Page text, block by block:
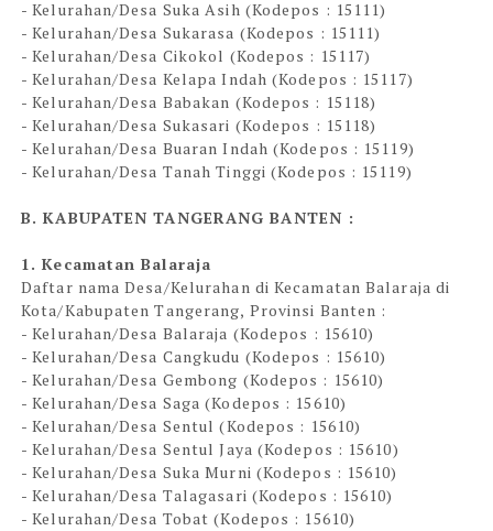
- Kelurahan/Desa Suka Asih (Kodepos : 15111)
- Kelurahan/Desa Sukarasa (Kodepos : 15111)
- Kelurahan/Desa Cikokol (Kodepos : 15117)
- Kelurahan/Desa Kelapa Indah (Kodepos : 15117)
- Kelurahan/Desa Babakan (Kodepos : 15118)
- Kelurahan/Desa Sukasari (Kodepos : 15118)
- Kelurahan/Desa Buaran Indah (Kodepos : 15119)
- Kelurahan/Desa Tanah Tinggi (Kodepos : 15119)
B. KABUPATEN TANGERANG BANTEN :
1. Kecamatan Balaraja
Daftar nama Desa/Kelurahan di Kecamatan Balaraja di
Kota/Kabupaten Tangerang, Provinsi Banten :
- Kelurahan/Desa Balaraja (Kodepos : 15610)
- Kelurahan/Desa Cangkudu (Kodepos : 15610)
- Kelurahan/Desa Gembong (Kodepos : 15610)
- Kelurahan/Desa Saga (Kodepos : 15610)
- Kelurahan/Desa Sentul (Kodepos : 15610)
- Kelurahan/Desa Sentul Jaya (Kodepos : 15610)
- Kelurahan/Desa Suka Murni (Kodepos : 15610)
- Kelurahan/Desa Talagasari (Kodepos : 15610)
- Kelurahan/Desa Tobat (Kodepos : 15610)